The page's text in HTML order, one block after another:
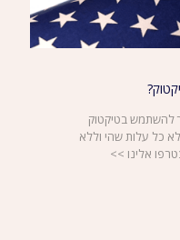
להשתמש בטיקטוק
כל עלות שהי וללא
אלינו >>